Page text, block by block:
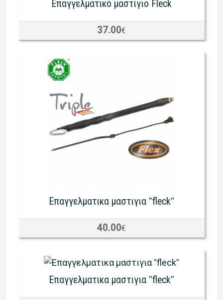
Επαγγελματικό μαστίγιο Fleck
37.00€
Eπαγγελματικα μαστιγια ˮfleckˮ
40.00€
Eπαγγελματικα μαστιγια ˮfleckˮ